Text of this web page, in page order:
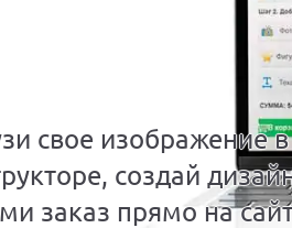
свое изображение
создай
заказ прямо на